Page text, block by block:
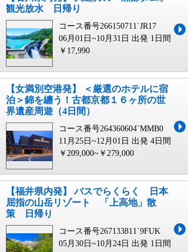
観光放水 日帰り
コース番号266150711`JR17
06月01日~10月31日 出発 1日間
￥17,990
【女満別空港発】 ＜厳選のホテルに宿
泊＞錦を纏う！古都京都１６ヶ所の世
界遺産周遊（4日間）
コース番号264360604`MMB0
11月25日~12月01日 出発 4日間
￥209,000~￥279,000
【福井県内発】 バスでらくらく 日本
屈指の山岳リゾート 「上高地」散
策 日帰り
コース番号267133811`9FUK
05月30日~10月24日 出発 1日間